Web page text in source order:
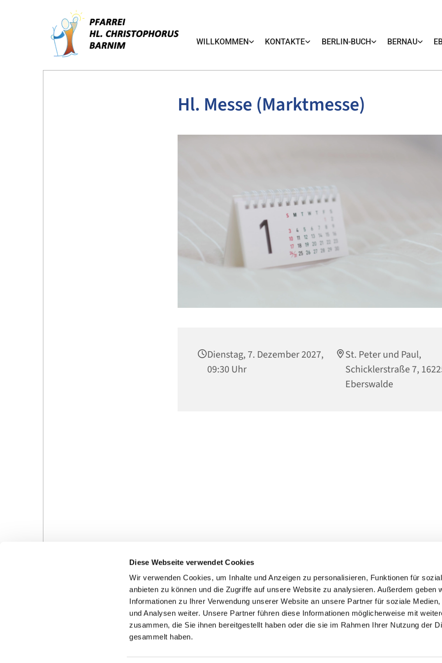
Diese Webseite verwendet Cookies
Wir verwenden Cookies, um Inhalte und Anzeigen zu personalisieren, Funktionen für
anbieten zu können und die Zugriffe auf unsere Website zu analysieren. Außerdem geben
Informationen zu Ihrer Verwendung unserer Website an unsere Partner für soziale Medien,
und Analysen weiter. Unsere Partner führen diese Informationen möglicherweise mit
zusammen, die Sie ihnen bereitgestellt haben oder die sie im Rahmen Ihrer Nutzung der
gesammelt haben.
WILLKOMMEN KONTAKTE BERLIN-BUCH BERNAU
Hl. Messe (Marktmesse)
Dienstag, 7. Dezember 2027,
09:30 Uhr
St. Peter und Paul,
Schicklerstraße 7,
Eberswalde
Veranstaltungen in der
Pfarrei
Kontakte
Ansprechpersonen zum Schutz vor
sexualisierter Gewalt